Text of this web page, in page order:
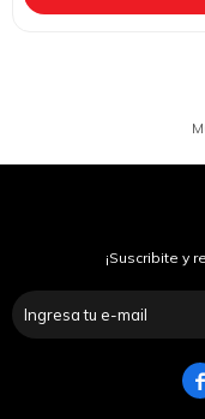
¡Suscribite y
